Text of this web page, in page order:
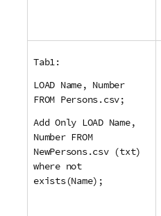
Tab1:
LOAD Name, Number
FROM Persons.csv;
Add Only LOAD Name,
Number FROM
NewPersons.csv (txt)
where not
exists(Name);